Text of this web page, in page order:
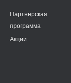
Партнёрская
программа
Акции